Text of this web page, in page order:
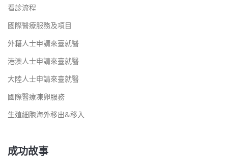
看診流程
國際醫療服務及項目
外籍人士申請來臺就醫
港澳人士申請來臺就醫
大陸人士申請來臺就醫
國際醫療凍卵服務
生殖細胞海外移出&移入
成功故事